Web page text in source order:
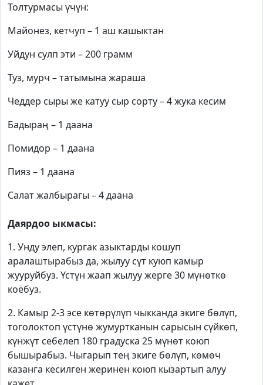
Толтурмасы үчүн:
Майонез, кетчуп – 1 аш кашыктан
Уйдун сулп эти – 200 грамм
Туз, мурч – татымына жараша
Чеддер сыры же катуу сыр сорту – 4 жука кесим
Бадыраң – 1 даана
Помидор – 1 даана
Пияз – 1 даана
Салат жалбырагы – 4 даана
Даярдоо ыкмасы:
1. Унду элеп, кургак азыктарды кошуп
аралаштырабыз да, жылуу сүт куюп камыр
жууруйбуз. Үстүн жаап жылуу жерге 30 мүнөткө
коёбуз.
2. Камыр 2-3 эсе көтөрүлүп чыкканда экиге бөлүп,
тоголоктоп үстүнө жумуртканын сарысын сүйкөп,
күнжүт себелеп 180 градуска 25 мүнөт коюп
бышырабыз. Чыгарып тең экиге бөлүп, көмөч
казанга кесилген жеринен коюп кызартып алуу